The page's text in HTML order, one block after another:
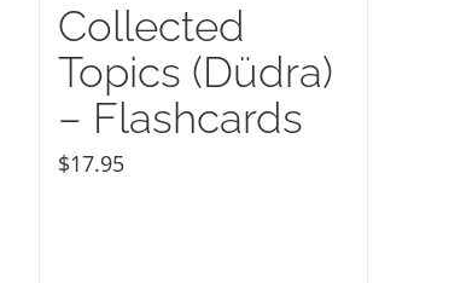
Collected
Topics (Düdra)
– Flashcards
$17.95